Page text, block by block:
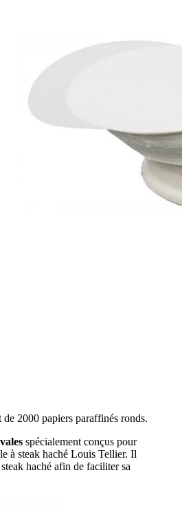
de 2000 papiers paraffinés ronds.
spécialement conçus pour
à steak haché Louis Tellier. Il
haché afin de faciliter sa